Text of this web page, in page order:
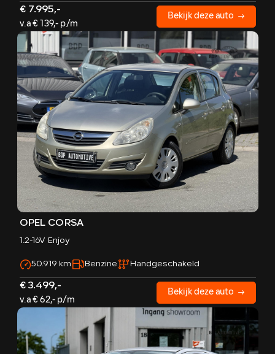
€ 7.995,-
v.a € 139,- p/m
Bekijk deze auto
OPEL CORSA
1.2-16V Enjoy
50.919 km Benzine Handgeschakeld
€ 3.499,-
v.a € 62,- p/m
Bekijk deze auto